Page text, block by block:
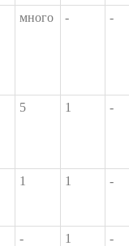
много - -
5 1 -
1 1 -
- 1 -